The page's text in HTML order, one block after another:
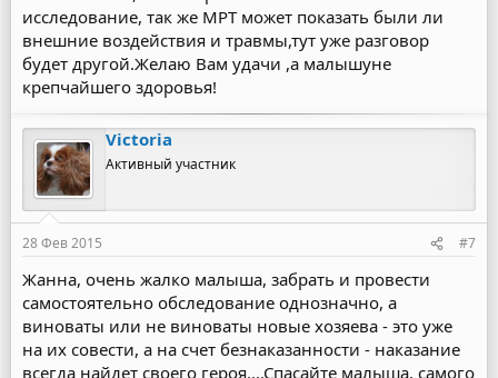
исследование, так же МРТ может показать были ли
внешние воздействия и травмы,тут уже разговор
будет другой.Желаю Вам удачи ,а малышуне
крепчайшего здоровья!
Victoria
Активный участник
28 Фев 2015 #7
Жанна, очень жалко малыша, забрать и провести
самостоятельно обследование однозначно, а
виноваты или не виноваты новые хозяева - это уже
на их совести, а на счет безнаказанности - наказание
всегда найдет своего героя....Спасайте малыша, самого